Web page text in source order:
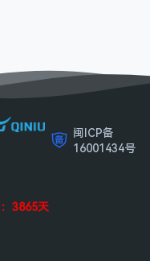
3865天
闽ICP备
16001434号